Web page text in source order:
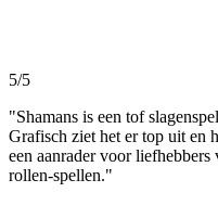
5/5
"Shamans is een tof
Grafisch ziet het er top uit en
een aanrader voor liefhebbers
rollen-spellen."